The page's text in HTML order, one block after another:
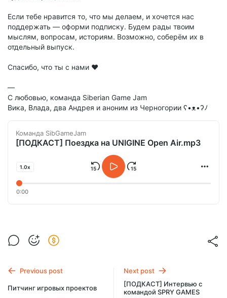
Если тебе нравится то, что мы делаем, и хочется нас
поддержать — оформи подписку. Будем рады твоим
мыслям, вопросам, историям. Возможно, соберём их в
отдельный выпуск.
Спасибо, что ты с нами ❤️
—
С любовью, команда Siberian Game Jam
Вика, Влада, два Андрея и аноним из Черногории ʕ•ᴥ•ʔﾉ
Команда SibGameJam
[ПОДКАСТ] Поездка на UNIGINE Open Air.mp3
1.0x
0:00
Previous post
Питчинг игровых проектов
Next post
[ПОДКАСТ] Интервью с
командой SPRY GAMES